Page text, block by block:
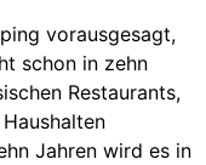
vorausgesagt,
schon in zehn
Restaurants,
Jahren wird es in